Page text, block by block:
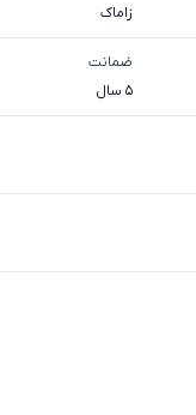
زاماک
ضمانت
5 سال